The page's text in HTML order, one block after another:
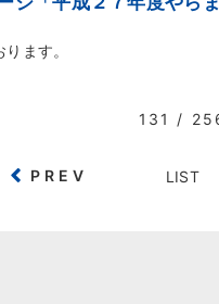
ます。
131 /
PREV LIST